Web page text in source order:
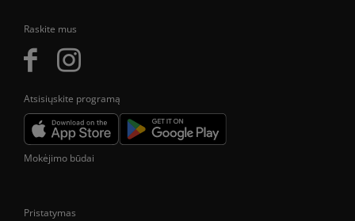
Raskite mus
Atsisiųskite programą
Mokėjimo būdai
Pristatymas